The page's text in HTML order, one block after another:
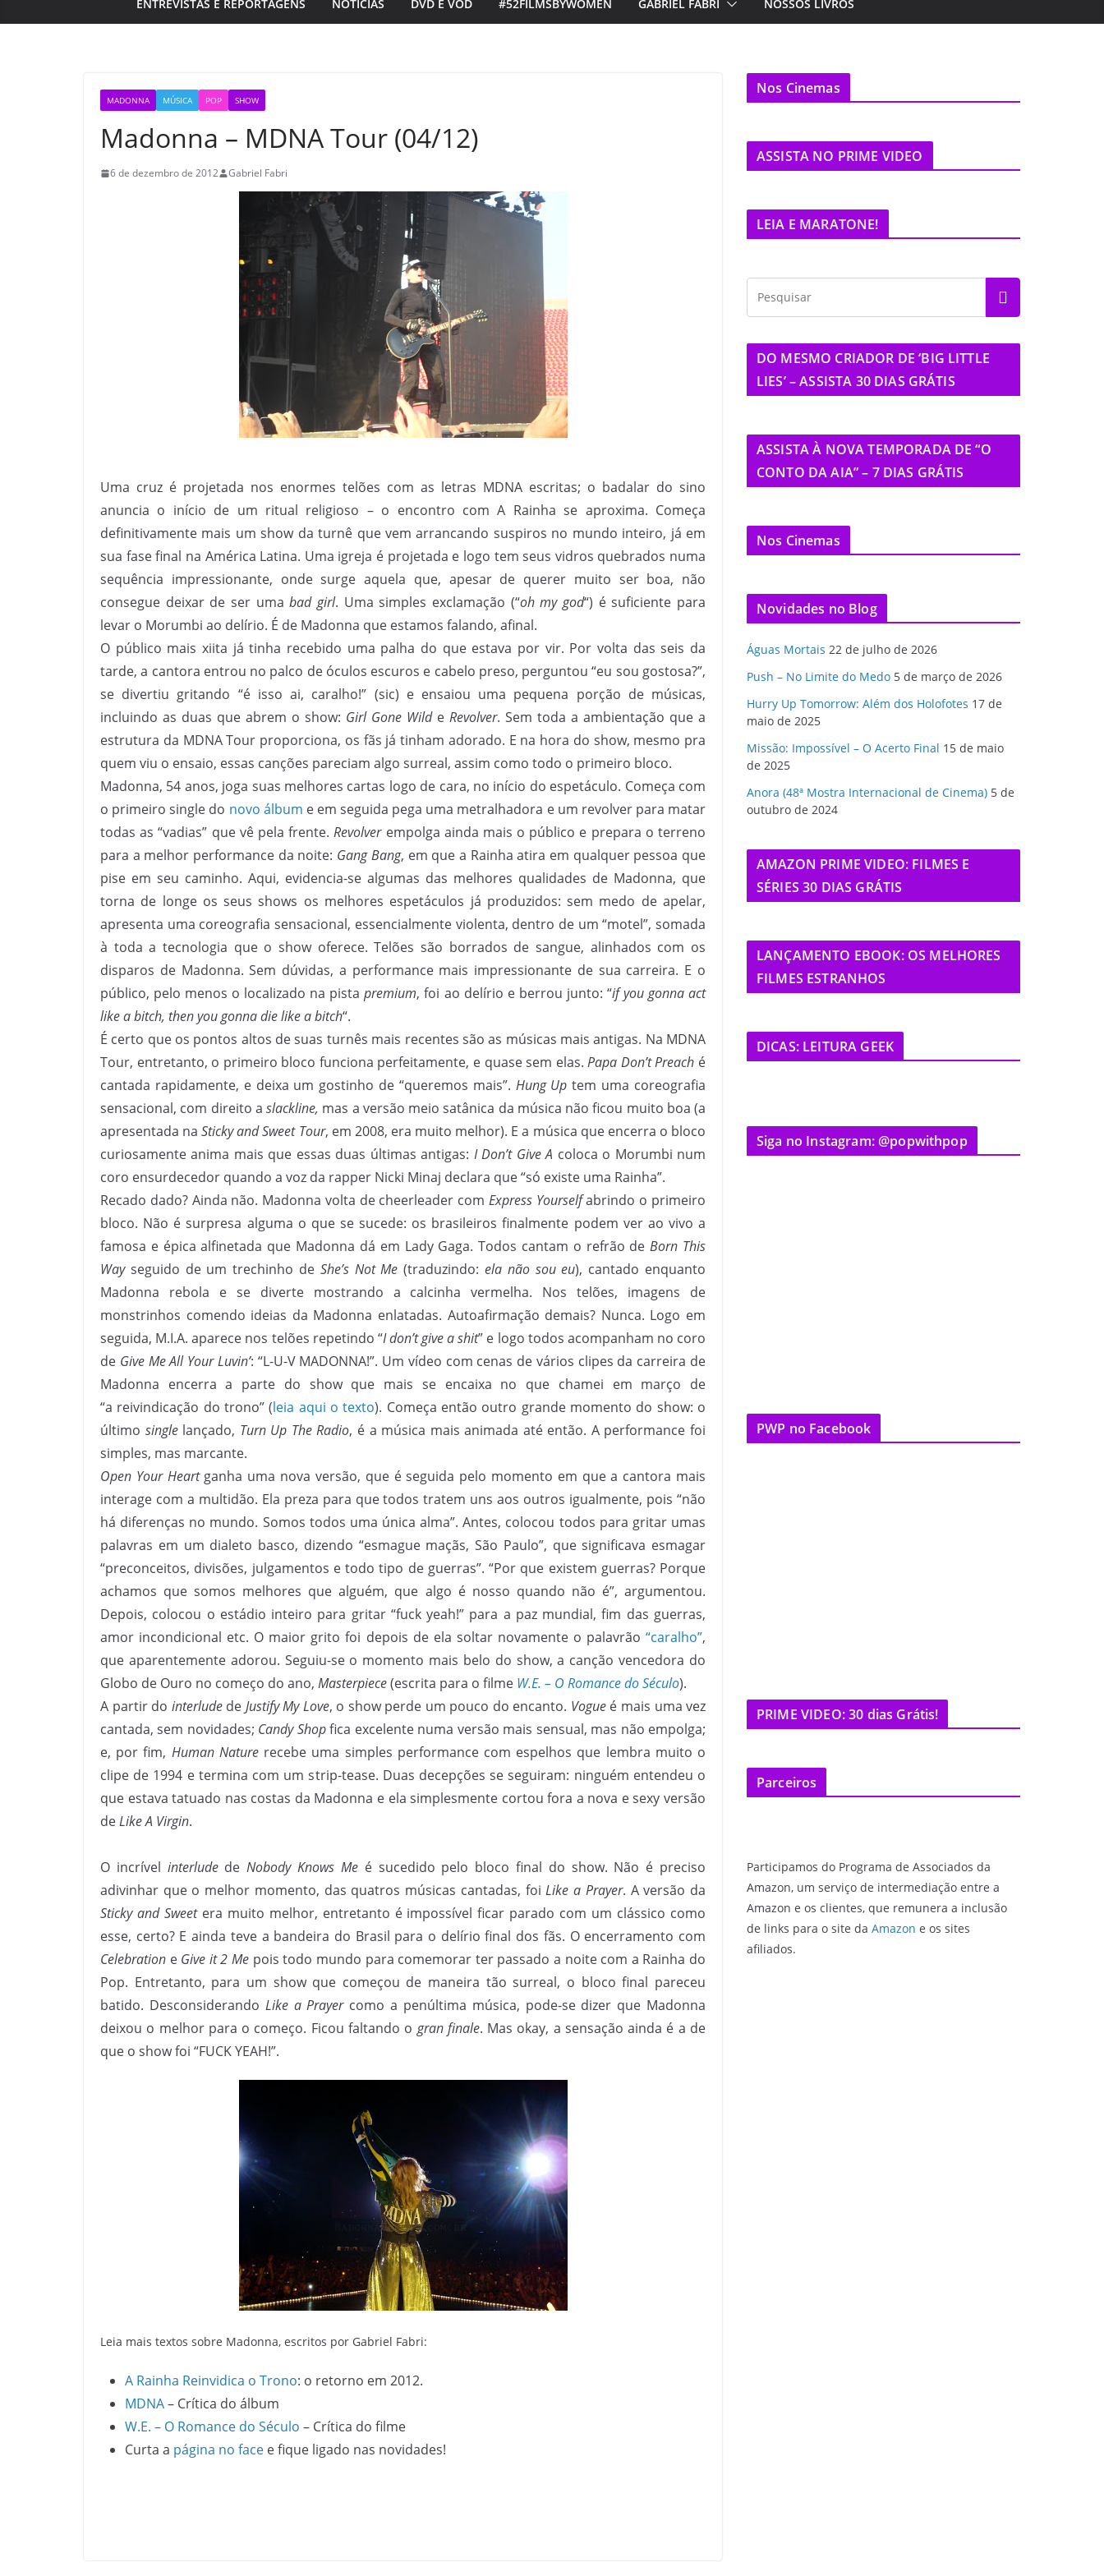
ENTREVISTAS E REPORTAGENS NOTÍCIAS DVD E VOD #52FILMSBYWOMEN GABRIEL FABRI NOSSOS LIVROS
MADONNA MÚSICA POP SHOW
Madonna – MDNA Tour (04/12)
6 de dezembro de 2012 Gabriel Fabri
Uma cruz é projetada nos enormes telões com as letras MDNA escritas; o badalar do sino
anuncia o início de um ritual religioso – o encontro com A Rainha se aproxima. Começa
definitivamente mais um show da turnê que vem arrancando suspiros no mundo inteiro, já em
sua fase final na América Latina. Uma igreja é projetada e logo tem seus vidros quebrados numa
sequência impressionante, onde surge aquela que, apesar de querer muito ser boa, não
consegue deixar de ser umabad girl. Uma simples exclamação (“oh my god“) é suficiente para
levar o Morumbi ao delírio. É de Madonna que estamos falando, afinal.
O público mais xiita já tinha recebido uma palha do que estava por vir. Por volta das seis da
tarde, a cantora entrou no palco de óculos escuros e cabelo preso, perguntou “eu sou gostosa?”,
se divertiu gritando “é isso ai, caralho!” (sic) e ensaiou uma pequena porção de músicas,
incluindo as duas que abrem o show: Girl Gone Wilde Revolver. Sem toda a ambientação que a
estrutura da MDNA Tour proporciona, os fãs já tinham adorado. E na hora do show, mesmo pra
quem viu o ensaio, essas canções pareciam algo surreal, assim como todo o primeiro bloco.
Madonna, 54 anos, joga suas melhores cartas logo de cara, no início do espetáculo. Começa com
o primeiro single do novo álbum e em seguida pega uma metralhadora e um revolver para matar
todas as “vadias” que vê pela frente.Revolverempolga ainda mais o público e prepara o terreno
para a melhor performance da noite: Gang Bang, em que a Rainha atira em qualquer pessoa que
pise em seu caminho. Aqui, evidencia-se algumas das melhores qualidades de Madonna, que
torna de longe os seus shows os melhores espetáculos já produzidos: sem medo de apelar,
apresenta uma coreografia sensacional, essencialmente violenta, dentro de um “motel”, somada
à toda a tecnologia que o show oferece. Telões são borrados de sangue, alinhados com os
disparos de Madonna. Sem dúvidas, a performance mais impressionante de sua carreira. E o
público, pelo menos o localizado na pistapremium, foi ao delírio e berrou junto: “if you gonna act
like a bitch, then you gonna die like a bitch“.
É certo que os pontos altos de suas turnês mais recentes são as músicas mais antigas. Na MDNA
Tour, entretanto, o primeiro bloco funciona perfeitamente, e quase sem elas.Papa Don’t Preach é
cantada rapidamente, e deixa um gostinho de “queremos mais”. Hung Uptem uma coreografia
sensacional, com direito a slackline, mas a versão meio satânica da música não ficou muito boa (a
apresentada naSticky and Sweet Tour, em 2008, era muito melhor). E a música que encerra o bloco
curiosamente anima mais que essas duas últimas antigas: I Don’t Give A coloca o Morumbi num
coro ensurdecedor quando a voz da rapper Nicki Minaj declara que “só existe uma Rainha”.
Recado dado? Ainda não. Madonna volta de cheerleader com Express Yourselfabrindo o primeiro
bloco. Não é surpresa alguma o que se sucede: os brasileiros finalmente podem ver ao vivo a
famosa e épica alfinetada que Madonna dá em Lady Gaga. Todos cantam o refrão deBorn This
Wayseguido de um trechinho de She’s Not Me (traduzindo:ela não sou eu), cantado enquanto
Madonna rebola e se diverte mostrando a calcinha vermelha. Nos telões, imagens de
monstrinhos comendo ideias da Madonna enlatadas. Autoafirmação demais? Nunca. Logo em
seguida, M.I.A. aparece nos telões repetindo “I don’t give a shit” e logo todos acompanham no coro
de Give Me All Your Luvin’: “L-U-V MADONNA!”. Um vídeo com cenas de vários clipes da carreira de
Madonna encerra a parte do show que mais se encaixa no que chamei em março de
“a reivindicação do trono” (leia aqui o texto). Começa então outro grande momento do show: o
último singlelançado, Turn Up The Radio, é a música mais animada até então. A performance foi
simples, mas marcante.
Open Your Heartganha uma nova versão, que é seguida pelo momento em que a cantora mais
interage com a multidão. Ela preza para que todos tratem uns aos outros igualmente, pois “não
há diferenças no mundo. Somos todos uma única alma”. Antes, colocou todos para gritar umas
palavras em um dialeto basco, dizendo “esmague maçãs, São Paulo”, que significava esmagar
“preconceitos, divisões, julgamentos e todo tipo de guerras”. “Por que existem guerras? Porque
achamos que somos melhores que alguém, que algo é nosso quando não é”, argumentou.
Depois, colocou o estádio inteiro para gritar “fuck yeah!” para a paz mundial, fim das guerras,
amor incondicional etc. O maior grito foi depois de ela soltar novamente o palavrão “caralho”,
que aparentemente adorou. Seguiu-se o momento mais belo do show, a canção vencedora do
Globo de Ouro no começo do ano, Masterpiece(escrita para o filme W.E. – O Romance do Século).
A partir do interludede Justify My Love, o show perde um pouco do encanto. Vogueé mais uma vez
cantada, sem novidades; Candy Shopfica excelente numa versão mais sensual, mas não empolga;
e, por fim, Human Naturerecebe uma simples performance com espelhos que lembra muito o
clipe de 1994 e termina com um strip-tease. Duas decepções se seguiram: ninguém entendeu o
que estava tatuado nas costas da Madonna e ela simplesmente cortou fora a nova e sexy versão
deLike A Virgin.
O incrível interludedeNobody Knows Meé sucedido pelo bloco final do show. Não é preciso
adivinhar que o melhor momento, das quatros músicas cantadas, foiLike a Prayer. A versão da
Sticky and Sweetera muito melhor, entretanto é impossível ficar parado com um clássico como
esse, certo? E ainda teve a bandeira do Brasil para o delírio final dos fãs. O encerramento com
Celebration e Give it 2 Me pois todo mundo para comemorar ter passado a noite com a Rainha do
Pop. Entretanto, para um show que começou de maneira tão surreal, o bloco final pareceu
batido. Desconsiderando Like a Prayercomo a penúltima música, pode-se dizer que Madonna
deixou o melhor para o começo. Ficou faltando o gran finale. Mas okay, a sensação ainda é a de
que o show foi “FUCK YEAH!”.
Leia mais textos sobre Madonna, escritos por Gabriel Fabri:
A Rainha Reinvidica o Trono: o retorno em 2012.
MDNA– Crítica do álbum
W.E. – O Romance do Século – Crítica do filme
Curta a página no face e fique ligado nas novidades!
Nos Cinemas
ASSISTA NO PRIME VIDEO
LEIA E MARATONE!
DO MESMO CRIADOR DE ‘BIG LITTLE
LIES’ – ASSISTA 30 DIAS GRÁTIS
ASSISTA À NOVA TEMPORADA DE “O
CONTO DA AIA” – 7 DIAS GRÁTIS
Nos Cinemas
Novidades no Blog
Águas Mortais 22 de julho de 2026
Push – No Limite do Medo 5 de março de 2026
Hurry Up Tomorrow: Além dos Holofotes 17 de
maio de 2025
Missão: Impossível – O Acerto Final 15 de maio
de 2025
Anora (48ª Mostra Internacional de Cinema) 5 de
outubro de 2024
AMAZON PRIME VIDEO: FILMES E
SÉRIES 30 DIAS GRÁTIS
LANÇAMENTO EBOOK: OS MELHORES
FILMES ESTRANHOS
DICAS: LEITURA GEEK
Siga no Instagram: @popwithpop
PWP no Facebook
PRIME VIDEO: 30 dias Grátis!
Parceiros
Participamos do Programa de Associados da
Amazon, um serviço de intermediação entre a
Amazon e os clientes, que remunera a inclusão
de links para o site da Amazon e os sites
afiliados.